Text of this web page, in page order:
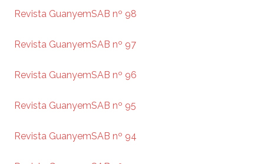
Revista GuanyemSAB nº 98
Revista GuanyemSAB nº 97
Revista GuanyemSAB nº 96
Revista GuanyemSAB nº 95
Revista GuanyemSAB nº 94